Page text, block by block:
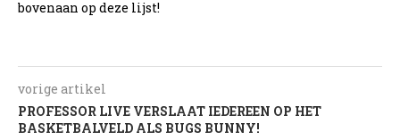
bovenaan op deze lijst!
vorige artikel
PROFESSOR LIVE VERSLAAT IEDEREEN OP HET
BASKETBALVELD ALS BUGS BUNNY!